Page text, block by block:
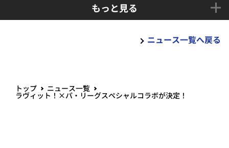
もっと見る
ニュース一覧へ戻る
トップ ニュース一覧
ラヴィット！×パ・リーグスペシャルコラボが決定！